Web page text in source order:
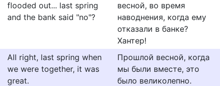
flooded out... last spring
and the bank said "no"?
весной, во время
наводнения, когда ему
отказали в банке?
Хантер!
All right, last spring when
we were together, it was
great.
Прошлой весной, когда
мы были вместе, это
было великолепно.